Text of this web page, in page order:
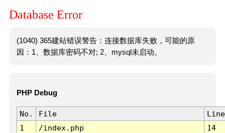
Database Error
(1040) 365建站错误警告：连接数据库失败，可能的原
因：1、数据库密码不对; 2、mysql未启动。
PHP Debug
No. File
Line
1
/index.php 14